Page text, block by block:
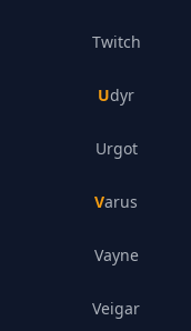
Twitch
Udyr
Urgot
Varus
Vayne
Veigar